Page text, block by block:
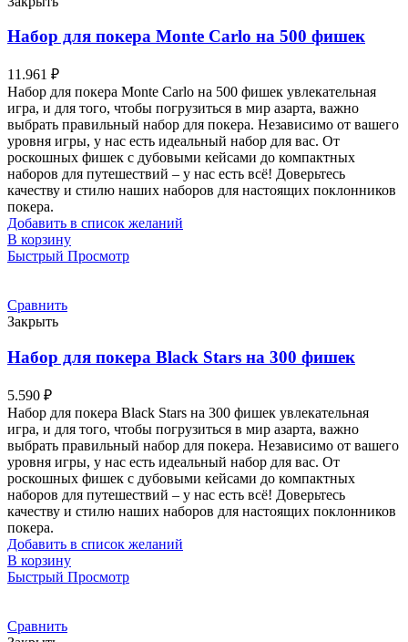
Набор для покера Monte Carlo на 500 фишек
11.961 ₽
Набор для покера Monte Carlo на 500 фишек увлекательная
игра, и для того, чтобы погрузиться в мир азарта, важно
выбрать правильный набор для покера. Независимо от вашего
уровня игры, у нас есть идеальный набор для вас. От
роскошных фишек с дубовыми кейсами до компактных
наборов для путешествий – у нас есть всё! Доверьтесь
качеству и стилю наших наборов для настоящих поклонников
покера.
Добавить в список желаний
В корзину
Быстрый Просмотр
Сравнить
Закрыть
Набор для покера Black Stars на 300 фишек
5.590 ₽
Набор для покера Black Stars на 300 фишек увлекательная
игра, и для того, чтобы погрузиться в мир азарта, важно
выбрать правильный набор для покера. Независимо от вашего
уровня игры, у нас есть идеальный набор для вас. От
роскошных фишек с дубовыми кейсами до компактных
наборов для путешествий – у нас есть всё! Доверьтесь
качеству и стилю наших наборов для настоящих поклонников
покера.
Добавить в список желаний
В корзину
Быстрый Просмотр
Сравнить